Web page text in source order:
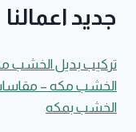
في
مكة
مباني
جديد اعمالنا
الخشب مكه –
الخشب بمكه